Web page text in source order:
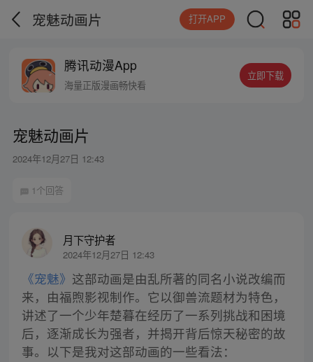
宠魅动画片 打开APP
腾讯动漫App
海量正版漫画畅快看
立即下载
宠魅动画片
2024年12月27日 12:43
1个回答
月下守护者
2024年12月27日 12:43
《宠魅》 这部动画是由乱所著的同名小说改编而
来，由福煦影视制作。它以御兽流题材为特色，
讲述了一个少年楚暮在经历了一系列挑战和困境
后，逐渐成长为强者，并揭开背后惊天秘密的故
事。以下是我对这部动画的一些看法：